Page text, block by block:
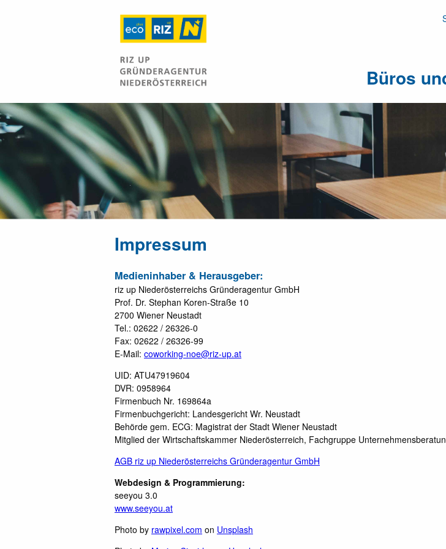
Büros
Impressum
Medieninhaber & Herausgeber:
riz up Niederösterreichs Gründeragentur GmbH
Prof. Dr. Stephan Koren-Straße 10
2700 Wiener Neustadt
Tel.: 02622 / 26326-0
Fax: 02622 / 26326-99
E-Mail: coworking-noe@riz-up.at
UID: ATU47919604
DVR: 0958964
Firmenbuch Nr. 169864a
Firmenbuchgericht: Landesgericht Wr. Neustadt
Behörde gem. ECG: Magistrat der Stadt Wiener Neustadt
Mitglied der Wirtschaftskammer Niederösterreich, Fachgruppe
AGB riz up Niederösterreichs Gründeragentur GmbH
Webdesign & Programmierung:
seeyou 3.0
www.seeyou.at
Photo by rawpixel.com on Unsplash